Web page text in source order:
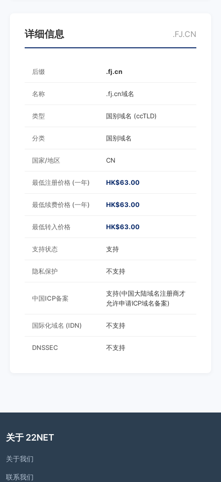
详细信息 .FJ.CN
后缀 .fj.cn
名称 .fj.cn域名
类型 国别域名 (ccTLD)
分类 国别域名
国家/地区 CN
最低注册价格 (一年) HK$63.00
最低续费价格 (一年) HK$63.00
最低转入价格 HK$63.00
支持状态 支持
隐私保护 不支持
中国ICP备案
支持(中国大陆域名注册商才
允许申请ICP域名备案)
国际化域名 (IDN) 不支持
DNSSEC 不支持
关于 22NET
关于我们
联系我们